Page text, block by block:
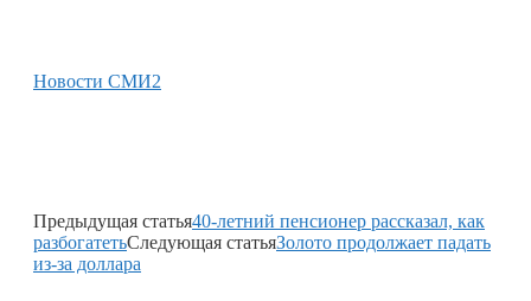
Новости СМИ2
Предыдущая статья40-летний пенсионер рассказал, как
разбогатетьСледующая статьяЗолото продолжает падать
из-за доллара